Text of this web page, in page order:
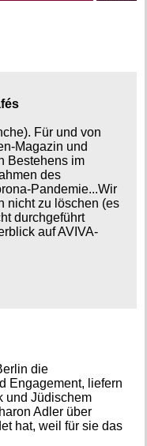
Für und von
Magazin und
Bestehens im
des
Pandemie...Wir
nicht zu löschen (es
durchgeführt
auf AVIVA-
die
Engagement, liefern
und Jüdischem
Adler über
hat, weil für sie das